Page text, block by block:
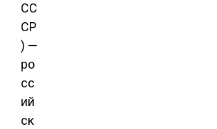
СС
СР
) —
ро
сс
ий
ск